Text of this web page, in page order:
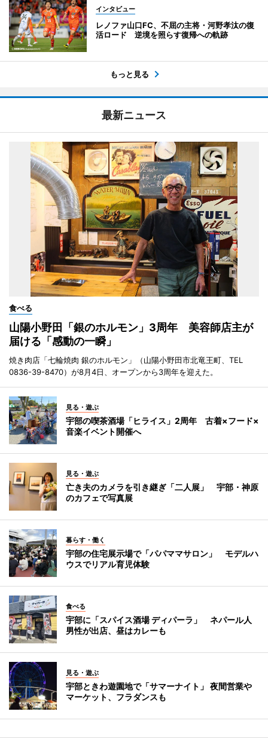
インタビュー
レノファ山口FC、不屈の主将・河野孝汰の復
活ロード 逆境を照らす復帰への軌跡
もっと見る
最新ニュース
食べる
山陽小野田「銀のホルモン」3周年 美容師店主が
届ける「感動の一瞬」
焼き肉店「七輪焼肉 銀のホルモン」（山陽小野田市北竜王町、TEL
0836-39-8470）が8月4日、オープンから3周年を迎えた。
見る・遊ぶ
宇部の喫茶酒場「ヒライス」2周年 古着×フード×
音楽イベント開催へ
見る・遊ぶ
亡き夫のカメラを引き継ぎ「二人展」 宇部・神原
のカフェで写真展
暮らす・働く
宇部の住宅展示場で「パパママサロン」 モデルハ
ウスでリアル育児体験
食べる
宇部に「スパイス酒場 ディパーラ」 ネパール人
男性が出店、昼はカレーも
見る・遊ぶ
宇部ときわ遊園地で「サマーナイト」 夜間営業や
マーケット、フラダンスも